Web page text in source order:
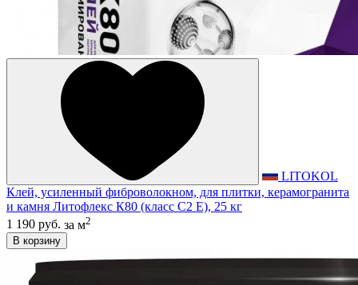
LITOKOL
Клей, усиленный фиброволокном, для плитки, керамогранита
и камня Литофлекс К80 (класс С2 E), 25 кг
1 190 руб. за м2
В корзину